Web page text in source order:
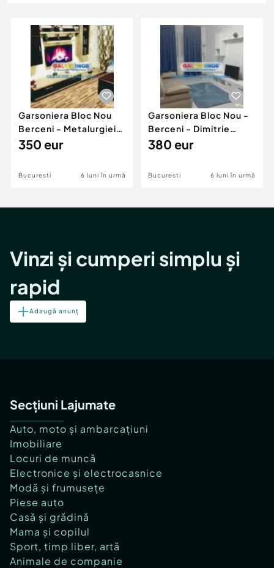
Animale de companie
Afaceri și echipamente profesionale
Inchiriere Bunuri si Vehicule
Piese auto si accesorii
Dacia Duster
Garsoniera Bloc Nou
Berceni - Metalurgiei
Park - Postalionul
350 eur
Bucuresti 6 luni în urmă
Garsoniera Bloc Nou -
Berceni - Dimitrie
Leonida
380 eur
Bucuresti 6 luni în urmă
Vinzi și cumperi simplu și
rapid
Adaugă anunț
Secțiuni Lajumate
Auto, moto și ambarcațiuni
Imobiliare
Locuri de muncă
Electronice și electrocasnice
Modă și frumusețe
Piese auto
Casă și grădină
Mama și copilul
Sport, timp liber, artă
Animale de companie